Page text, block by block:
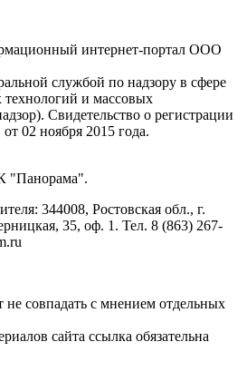
интернет-портал ООО
службой по надзору в сфере
и массовых
Cвидетельство о регистрации
02 ноября 2015 года.
"Панорама".
344008, Ростовская обл., г.
35, оф. 1. Тел. 8 (863) 267-
совпадать с мнением отдельных
сайта ссылка обязательна